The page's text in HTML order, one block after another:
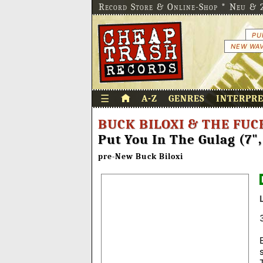
Record Store & Online-Shop * Neu &
NEW
☰ A-Z GENRES
BUCK BILOXI & THE
Put You In The Gulag
pre-New Buck Biloxi